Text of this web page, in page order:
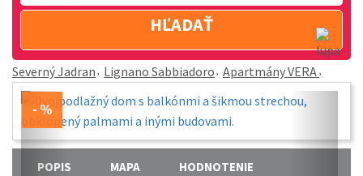
HĽADAŤ
Severný Jadran Lignano Sabbiadoro Apartmány VERA
POPIS MAPA HODNOTENIE